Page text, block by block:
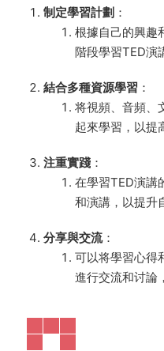
制定學習計劃 ：
根據自己的興趣
階段學習TED演
結合多種資源學習 ：
将視頻、音頻、
起來學習，以提
注重實踐 ：
在學習TED演講
和演講，以提升
分享與交流：
可以将學習心得
進行交流和讨論